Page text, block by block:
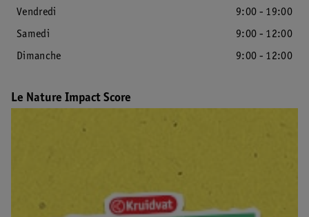
Vendredi
9:00 - 19:00
Samedi
9:00 - 12:00
Dimanche
9:00 - 12:00
Le Nature Impact Score